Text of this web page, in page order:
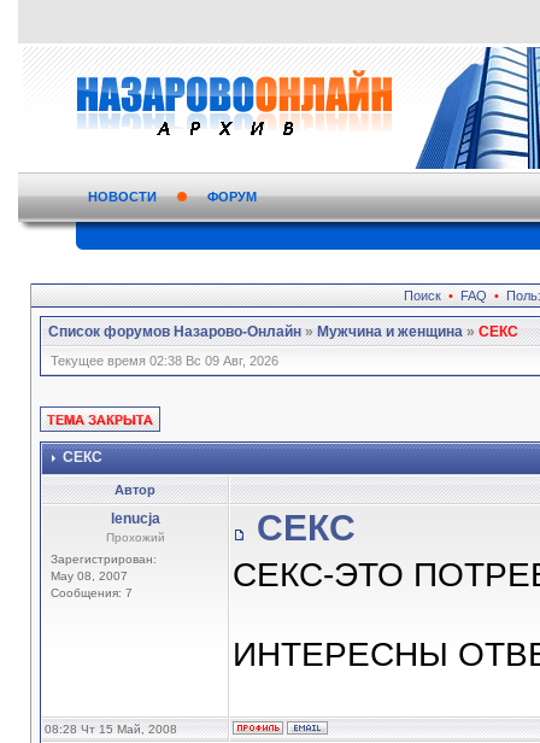
НОВОСТИ ФОРУМ
Поиск • FAQ •
Список форумов Назарово-Онлайн»Мужчина и женщина»СЕКС
Текущее время 02:38 Вс 09 Авг, 2026
СЕКС
Автор
lenucja
Прохожий
Зарегистрирован:
May 08, 2007
Сообщения: 7
СЕКС
СЕКС-ЭТО
ИНТЕРЕСНЫ
08:28 Чт 15 Май, 2008